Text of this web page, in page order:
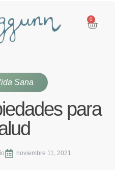
0
Sana
para
noviembre 11, 2021